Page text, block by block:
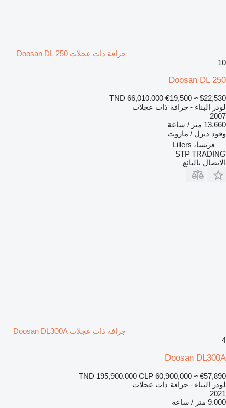
جرافة ذات عجلات Doosan DL 250
10
Doosan DL 250
TND 66,010.000 €19,500 ≈ $22,530
لودر البناء - جرافة ذات عجلات
2007
13.660 متر / ساعة
وقود ديزل / مازوت
فرنسا، Lillers
STP TRADING
الاتصال بالبائع
جرافة ذات عجلات Doosan DL300A
4
Doosan DL300A
TND 195,900.000 CLP 60,900,000 ≈ €57,890
لودر البناء - جرافة ذات عجلات
2021
9.000 متر / ساعة